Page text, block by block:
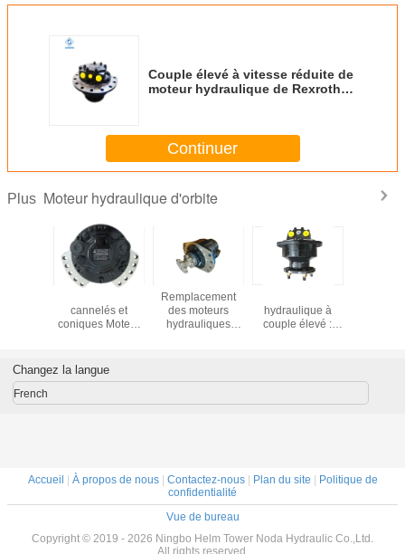
Couple élevé à vitesse réduite de
moteur hydraulique de Rexroth
Continuer
Plus Moteur hydraulique d'orbite
cannelés et
coniques Moteur
le remplacement
dans la SÉRIE
Remplacement
des moteurs
hydrauliques
hydrauliques
KW de puissance
hydraulique à
couple élevé :
intensives
Changez la langue
French
Accueil À propos de nous| Contactez-nous| Plan du site
Politique de
confidentialité
Vue de bureau
Copyright © 2019 - 2026 Ningbo Helm Tower Noda Hydraulic Co.,Ltd.